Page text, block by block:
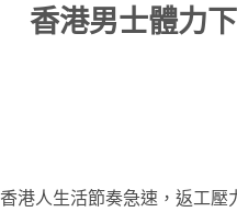
香港男士體力
香港人生活節奏急速，返工